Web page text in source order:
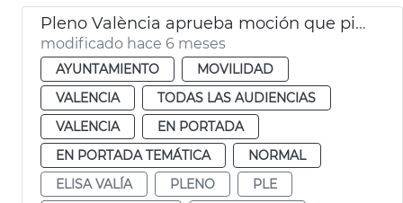
Pleno València aprueba moción que pide mejoras en Renfe y Metrovalència
modificado hace 6 meses
AYUNTAMIENTO
MOVILIDAD
VALENCIA
TODAS LAS AUDIENCIAS
VALENCIA
EN PORTADA
EN PORTADA TEMÁTICA
NORMAL
ELISA VALÍA
PLENO
PLE